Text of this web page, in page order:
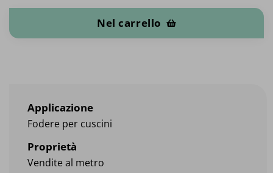
Nel carrello
Applicazione
Fodere per cuscini
Proprietà
Vendite al metro